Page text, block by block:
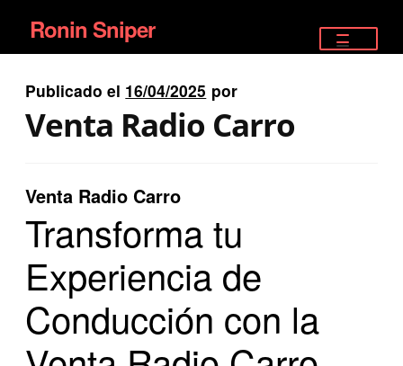
Ir
a
la
navegación
Ir
al
contenido
Ronin Sniper
EQUIPAMIENTO ÉLITE
RIFLES DEPORTIVOS
SATELITALES
Publicado el 16/04/2025 por
Venta Radio Carro
Venta Radio Carro
Transforma tu
Experiencia de
Conducción con la